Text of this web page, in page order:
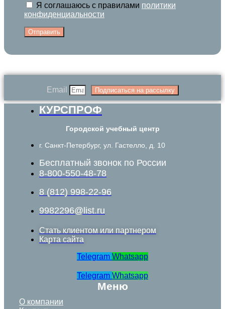
Я соглашаюсь с правилами политики
конфиденциальности
Отправить
Email Подписаться на рассылку
КУРСПРОФ
Городской учебный центр
г. Санкт-Петербург, ул. Гастелло, д. 10
Бесплатный звонок по России
8-800-550-48-78
8 (812) 998-22-96
9982296@list.ru
Стать клиентом или партнером
Карта сайта
Telegram Whatsapp
Telegram Whatsapp
Меню
О компании